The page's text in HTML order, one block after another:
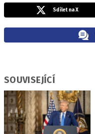
Sdílet na X
SOUVISEJÍCÍ